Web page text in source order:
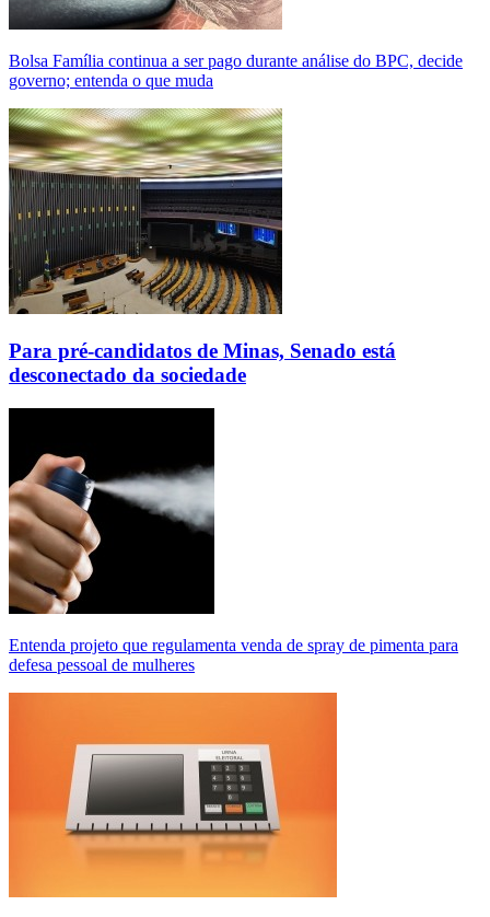
Bolsa Família continua a ser pago durante análise do BPC, decide
governo; entenda o que muda
Para pré-candidatos de Minas, Senado está
desconectado da sociedade
Entenda projeto que regulamenta venda de spray de pimenta para
defesa pessoal de mulheres